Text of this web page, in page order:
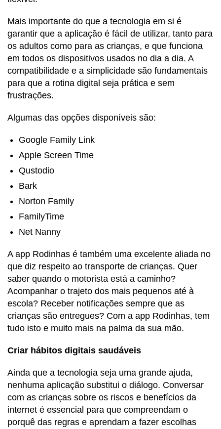
Mais importante do que a tecnologia em si é
garantir que a aplicação é fácil de utilizar, tanto para
os adultos como para as crianças, e que funciona
em todos os dispositivos usados no dia a dia. A
compatibilidade e a simplicidade são fundamentais
para que a rotina digital seja prática e sem
frustrações.
Algumas das opções disponíveis são:
Google Family Link
Apple Screen Time
Qustodio
Bark
Norton Family
FamilyTime
Net Nanny
A app Rodinhas é também uma excelente aliada no
que diz respeito ao transporte de crianças. Quer
saber quando o motorista está a caminho?
Acompanhar o trajeto dos mais pequenos até à
escola? Receber notificações sempre que as
crianças são entregues? Com a app Rodinhas, tem
tudo isto e muito mais na palma da sua mão.
Criar hábitos digitais saudáveis
Ainda que a tecnologia seja uma grande ajuda,
nenhuma aplicação substitui o diálogo. Conversar
com as crianças sobre os riscos e benefícios da
internet é essencial para que compreendam o
porquê das regras e aprendam a fazer escolhas